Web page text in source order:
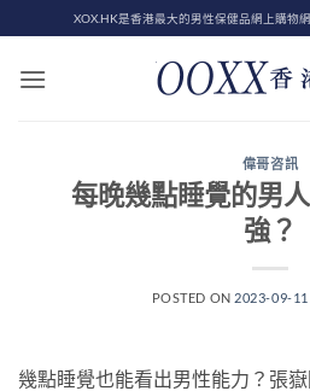
to
content
XOX.HK是香港最大的男性保健品網上購物
偉哥咨訊
每晚幾點睡覺的男
強？
POSTED ON 2023-09-11
幾點睡覺也能看出男性能力？張